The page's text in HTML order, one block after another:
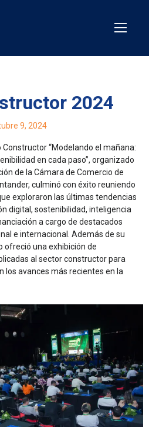
2024
9, 2024
Constructor “Modelando el mañana:
en cada paso”, organizado
de la Cámara de Comercio de
culminó con éxito reuniendo
exploraron las últimas tendencias
digital, sostenibilidad, inteligencia
a cargo de destacados
e internacional. Además de su
ofreció una exhibición de
al sector constructor para
los avances más recientes en la